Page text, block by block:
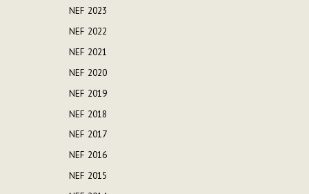
NEF 2023
NEF 2022
NEF 2021
NEF 2020
NEF 2019
NEF 2018
NEF 2017
NEF 2016
NEF 2015